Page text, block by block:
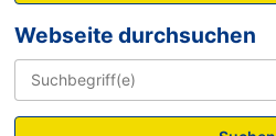
Webseite durchsuchen